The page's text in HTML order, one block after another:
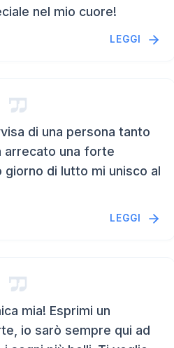
nel mio cuore!
LEGGI
di una persona tanto
arrecato una forte
di lutto mi unisco al
LEGGI
mia! Esprimi un
io sarò sempre qui ad